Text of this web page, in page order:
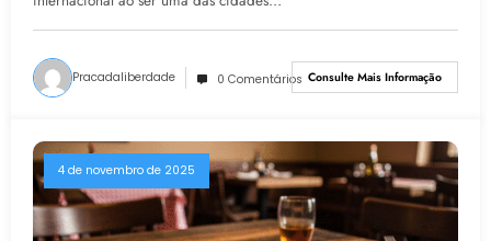
Pracadaliberdade 0 Comentários Consulte Mais Informação
4 de novembro de 2025